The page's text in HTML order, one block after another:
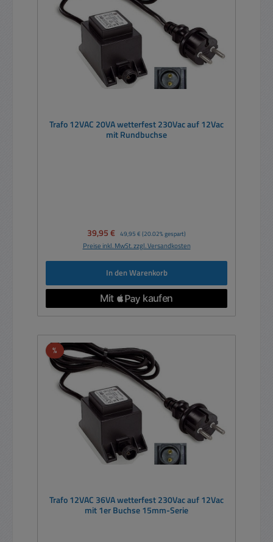
Trafo 12VAC 20VA wetterfest 230Vac auf 12Vac
mit Rundbuchse
Verkaufspreis:
39,95 € Regulärer Preis:
49,95 € (20.02% gespart)
Preise inkl. MwSt. zzgl. Versandkosten
In den Warenkorb
%Rabatt
Trafo 12VAC 36VA wetterfest 230Vac auf 12Vac
mit 1er Buchse 15mm-Serie